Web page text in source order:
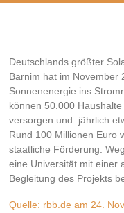
Deutschlands größter
Barnim hat im November
Sonnenenergie ins
können 50.000
versorgen und jährlich
Rund 100 Millionen Euro
staatliche Förderung.
eine Universität mit einer
Begleitung des Projekts
Quelle: rbb.de am 24.